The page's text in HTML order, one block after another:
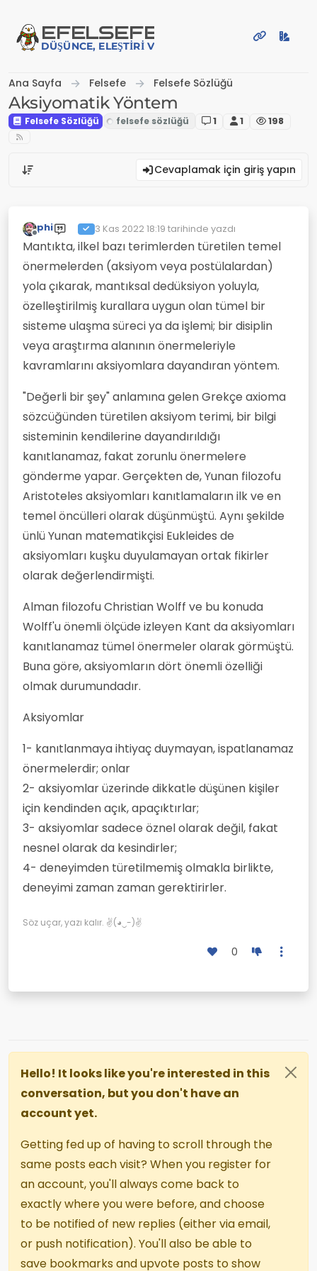
EFELSEFE
DÜŞÜNCE, ELEŞTIRI VE PAYLAŞIM PLATFORMU
Ana Sayfa Felsefe Felsefe Sözlüğü
Aksiyomatik Yöntem
Felsefe Sözlüğü 1 1 198
Cevaplamak için giriş yapın
Çevrimdışı
phi 3 Kas 2022 18:19 tarihinde yazdı
Son düzenleyen:
Mantıkta, ilkel bazı terimlerden türetilen temel
önermelerden (aksiyom veya postülalardan)
yola çıkarak, mantıksal dedüksiyon yoluyla,
özelleştirilmiş kurallara uygun olan tümel bir
sisteme ulaşma süreci ya da işlemi; bir disiplin
veya araştırma alanının önermeleriyle
kavramlarını aksiyomlara dayandıran yöntem.
"Değerli bir şey" anlamına gelen Grekçe axioma
sözcüğünden türetilen aksiyom terimi, bir bilgi
sisteminin kendilerine dayandırıldığı
kanıtlanamaz, fakat zorunlu önermelere
gönderme yapar. Gerçekten de, Yunan filozofu
Aristoteles aksiyomları kanıtlamaların ilk ve en
temel öncülleri olarak düşünmüştü. Aynı şekilde
ünlü Yunan matematikçisi Eukleides de
aksiyomları kuşku duyulamayan ortak fikirler
olarak değerlendirmişti.
Alman filozofu Christian Wolff ve bu konuda
Wolff'u önemli ölçüde izleyen Kant da aksiyomları
kanıtlanamaz tümel önermeler olarak görmüştü.
Buna göre, aksiyomların dört önemli özelliği
olmak durumundadır.
Aksiyomlar
1- kanıtlanmaya ihtiyaç duymayan, ispatlanamaz
önermelerdir; onlar
2- aksiyomlar üzerinde dikkatle düşünen kişiler
için kendinden açık, apaçıktırlar;
3- aksiyomlar sadece öznel olarak değil, fakat
nesnel olarak da kesindirler;
4- deneyimden türetilmemiş olmakla birlikte,
deneyimi zaman zaman gerektirirler.
Söz uçar, yazı kalır. ✌(◕‿-)✌
0
Hello! It looks like you're interested in this
conversation, but you don't have an
account yet.
Getting fed up of having to scroll through the
same posts each visit? When you register for
an account, you'll always come back to
exactly where you were before, and choose
to be notified of new replies (either via email,
or push notification). You'll also be able to
save bookmarks and upvote posts to show